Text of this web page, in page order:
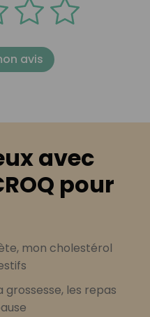
avis
avec
pour
mon cholestérol
les repas